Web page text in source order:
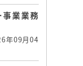
事業業務
年09月04